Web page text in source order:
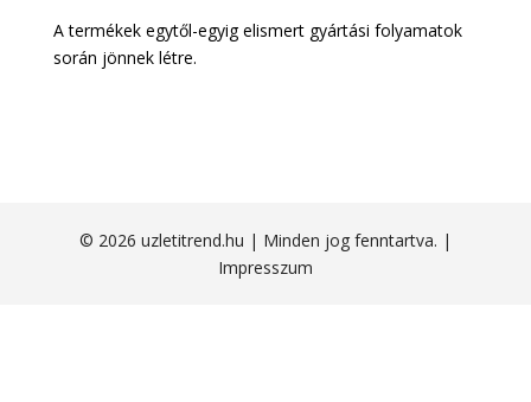
A termékek egytől-egyig elismert gyártási folyamatok
során jönnek létre.
© 2026 uzletitrend.hu | Minden jog fenntartva. |
Impresszum